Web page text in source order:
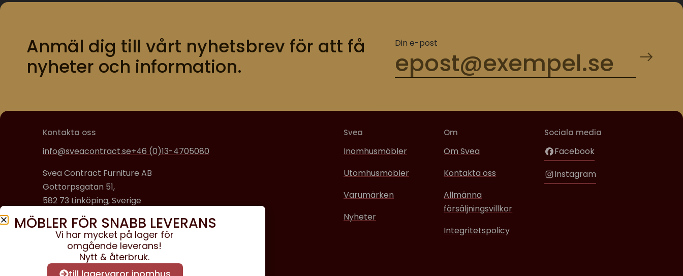
Anmäl dig till vårt nyhetsbrev för att få
nyheter och information.
Din e-post
Kontakta oss
info@sveacontract.se+46 (0)13-4705080
Svea Contract Furniture AB
Gottorpsgatan 51,
582 73 Linköping, Sverige
Organisationsnummer:
556608-0650
Svea
Inomhusmöbler
Utomhusmöbler
Varumärken
Nyheter
Om
Om Svea
Kontakta oss
Allmänna
försäljningsvillkor
Integritetspolicy
Sociala media
Facebook
Instagram
MÖBLER FÖR SNABB LEVERANS
Vi har mycket på lager för
omgående leverans!
Nytt & återbruk.